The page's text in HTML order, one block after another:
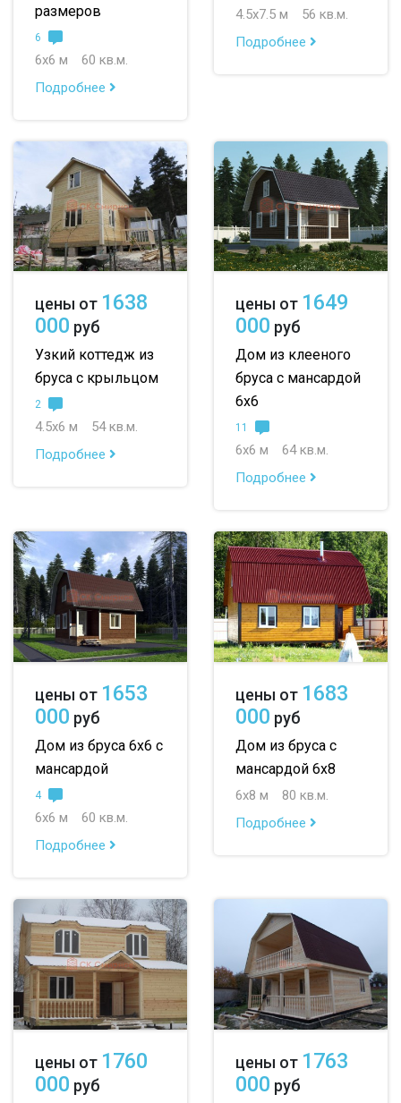
размеров
6
6х6 м
60 кв.м.
Подробнее
4.5х7.5 м
56 кв.м.
Подробнее
цены от 1638
000 руб
Узкий коттедж из
бруса с крыльцом
2
4.5х6 м
54 кв.м.
Подробнее
цены от 1649
000 руб
Дом из клееного
бруса с мансардой
6х6
11
6х6 м
64 кв.м.
Подробнее
цены от 1653
000 руб
Дом из бруса 6х6 с
мансардой
4
6х6 м
60 кв.м.
Подробнее
цены от 1683
000 руб
Дом из бруса с
мансардой 6х8
6х8 м
80 кв.м.
Подробнее
цены от 1760
000 руб
цены от 1763
000 руб